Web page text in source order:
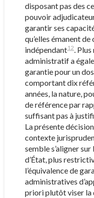
disposant pas des
pouvoir
garantir ses
qu’elles émanent
indépendant12.
administratif a
garantie pour un
comportant dix
années, la nature,
de référence par
suffisant pas à
La présente
contexte
semble s’aligner
d’État, plus
l’équivalence de
administratives
priori plutôt viser la